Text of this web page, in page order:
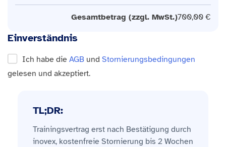
Gesamtbetrag (zzgl. MwSt.)700,00 €
Einverständnis
Ich habe die AGB und Stornierungsbedingungen
gelesen und akzeptiert.
TL;DR:
Trainingsvertrag erst nach Bestätigung durch
inovex, kostenfreie Stornierung bis 2 Wochen